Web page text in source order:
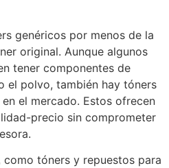
genéricos por menos de la
original. Aunque algunos
tener componentes de
el polvo, también hay tóners
el mercado. Estos ofrecen
precio sin comprometer
tóners y repuestos para